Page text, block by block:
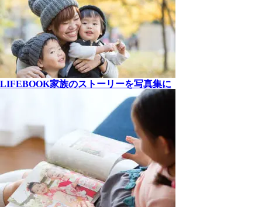
LIFEBOOK家族のストーリーを写真集に